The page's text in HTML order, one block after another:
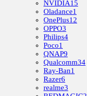
NVIDIA15
Oladance1
OnePlus12
OPPO3
Philips4
Poco1
QNAP9
Qualcomm34
Ray-Ban1
Razer6
realme3